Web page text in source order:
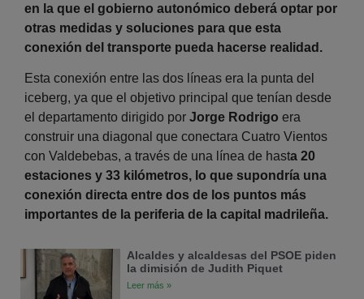
en la que el gobierno autonómico deberá optar por
otras medidas y soluciones para que esta
conexión del transporte pueda hacerse realidad.
Esta conexión entre las dos líneas era la punta del
iceberg, ya que el objetivo principal que tenían desde
el departamento dirigido por Jorge Rodrigo era
construir una diagonal que conectara Cuatro Vientos
con Valdebebas, a través de una línea de hasta 20
estaciones y 33 kilómetros, lo que supondría una
conexión directa entre dos de los puntos más
importantes de la periferia de la capital madrileña.
Alcaldes y alcaldesas del PSOE piden
la dimisión de Judith Piquet
Leer más »